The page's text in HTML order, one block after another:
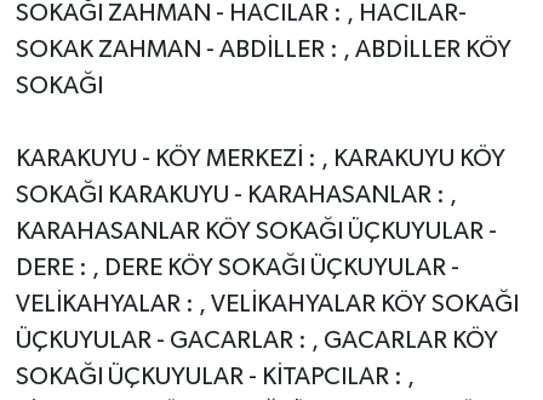
SOKAĞI ZAHMAN - HACILAR : , HACILAR-
SOKAK ZAHMAN - ABDİLLER : , ABDİLLER KÖY
SOKAĞI
KARAKUYU - KÖY MERKEZİ : , KARAKUYU KÖY
SOKAĞI KARAKUYU - KARAHASANLAR : ,
KARAHASANLAR KÖY SOKAĞI ÜÇKUYULAR -
DERE : , DERE KÖY SOKAĞI ÜÇKUYULAR -
VELİKAHYALAR : , VELİKAHYALAR KÖY SOKAĞI
ÜÇKUYULAR - GACARLAR : , GACARLAR KÖY
SOKAĞI ÜÇKUYULAR - KİTAPCILAR : ,